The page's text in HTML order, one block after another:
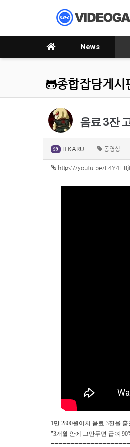
News
종합잡담게시
음료 3잔
99 HIKARU 동영상
https://youtu.be/
1만 2800원어치 음료 3잔을
"3개월 안에 그만두면 급여